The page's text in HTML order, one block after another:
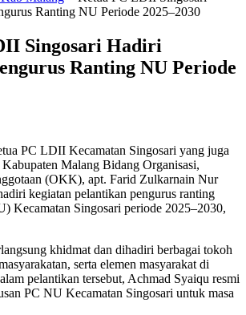
Ranting NU Periode 2025–2030
Singosari Hadiri
Ranting NU Periode
PC LDII Kecamatan Singosari yang juga
Malang Bidang Organisasi,
(OKK), apt. Farid Zulkarnain Nur
kegiatan pelantikan pengurus ranting
Kecamatan Singosari periode 2025–2030,
khidmat dan dihadiri berbagai tokoh
serta elemen masyarakat di
pelantikan tersebut, Achmad Syaiqu resmi
PC NU Kecamatan Singosari untuk masa